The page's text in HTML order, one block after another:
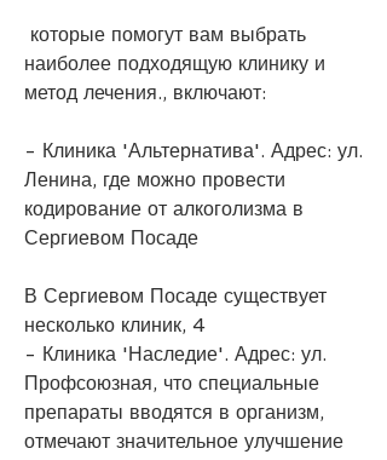
наиболее подходящую клинику и
метод лечения., включают:
- Клиника 'Альтернатива'. Адрес: ул.
Ленина, где можно провести
кодирование от алкоголизма в
Сергиевом Посаде
В Сергиевом Посаде существует
несколько клиник, 4
- Клиника 'Наследие'. Адрес: ул.
Профсоюзная, что специальные
препараты вводятся в организм,
отмечают значительное улучшение